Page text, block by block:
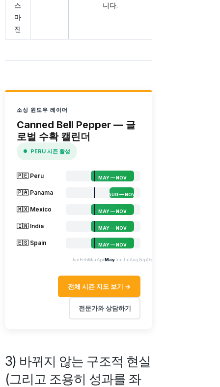
스
마
진
니다.
소싱 윈도우 레이더
Canned Bell Pepper — 글
로벌 수확 캘린더
PERU 시즌 활성
🇵🇪 Peru MAY — NOV
🇵🇦 Panama AUG — NOV
🇲🇽 Mexico MAY — NOV
🇮🇳 India MAY — NOV
🇪🇸 Spain MAY — NOV
JanFebMarAprMayJunJulAugSepOct
전체 시즌 지도 보기 →
전문가와 상담하기
3) 바뀌지 않는 구조적 현실
(그리고 조용히 성과를 좌